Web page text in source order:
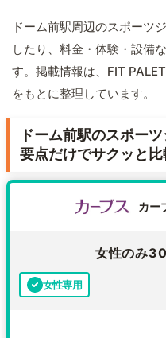
ドーム前駅周辺のスポーツ
したり、料金・体験・設備
す。掲載情報は、FIT
をもとに整理しています。
ドーム前駅のスポー
要点だけでサクッと比
カー
女性のみ
女性専用